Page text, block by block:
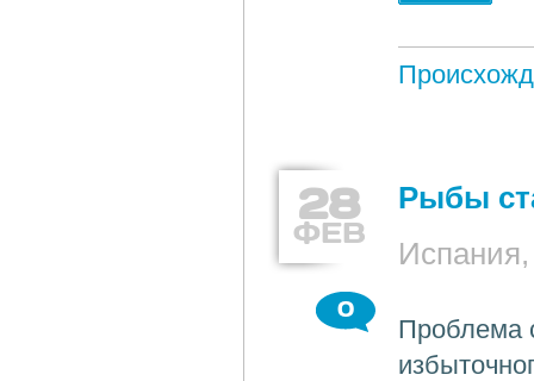
28
ФЕВ
Рыбы
0
Проблема